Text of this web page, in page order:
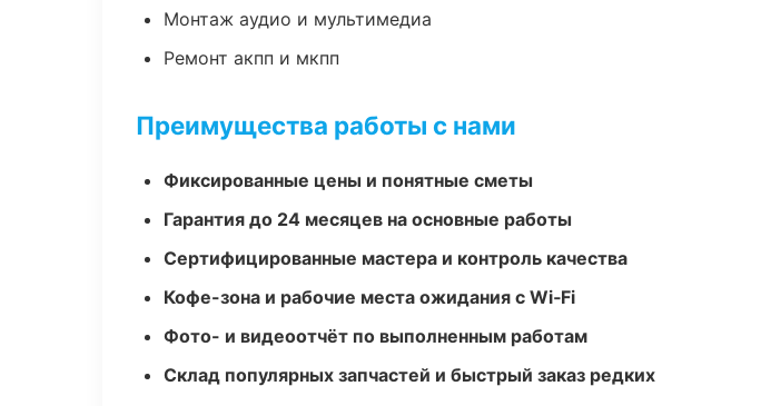
Монтаж аудио и мультимедиа
Ремонт акпп и мкпп
Преимущества работы с нами
Фиксированные цены и понятные сметы
Гарантия до 24 месяцев на основные работы
Сертифицированные мастера и контроль качества
Кофе-зона и рабочие места ожидания с Wi‑Fi
Фото- и видеоотчёт по выполненным работам
Склад популярных запчастей и быстрый заказ редких